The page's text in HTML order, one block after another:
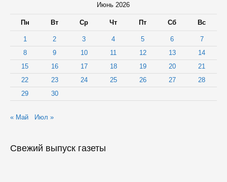
Июнь 2026
Пн Вт Ср Чт Пт Сб Вс
1 2 3 4 5 6
7
8
9 10 11 12 13
14
15
16 17 18 19 20
21
22
23 24 25 26 27
28
29
30
« Май Июл »
Свежий выпуск газеты